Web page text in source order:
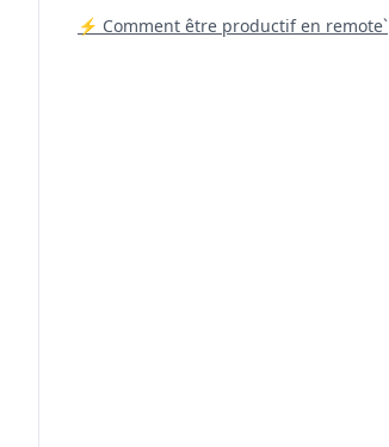
⚡ Comment être productif en remote`